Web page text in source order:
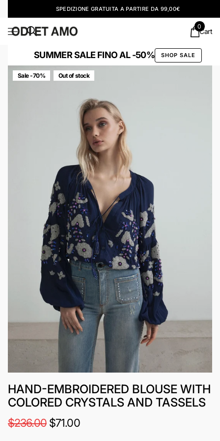
SPEDIZIONE GRATUITA A PARTIRE DA 99,00€
Cart
0
SUMMER SALE FINO AL -50% SHOP SALE
Sale -70% Out of stock
HAND-EMBROIDERED BLOUSE WITH
COLORED CRYSTALS AND TASSELS
$236.00$71.00